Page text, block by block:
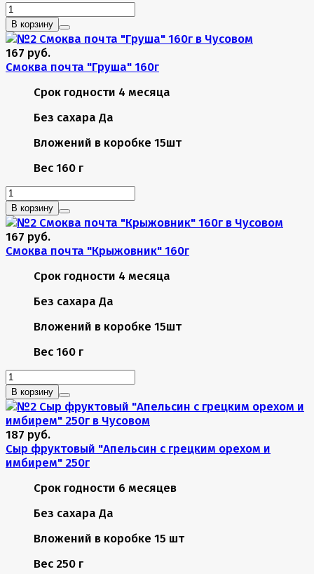
В корзину
167 руб.
Смоква почта "Груша" 160г
Срок годности 4 месяца
Без сахара Да
Вложений в коробке 15шт
Вес 160 г
В корзину
167 руб.
Смоква почта "Крыжовник" 160г
Срок годности 4 месяца
Без сахара Да
Вложений в коробке 15шт
Вес 160 г
В корзину
187 руб.
Сыр фруктовый "Апельсин с грецким орехом и
имбирем" 250г
Срок годности 6 месяцев
Без сахара Да
Вложений в коробке 15 шт
Вес 250 г